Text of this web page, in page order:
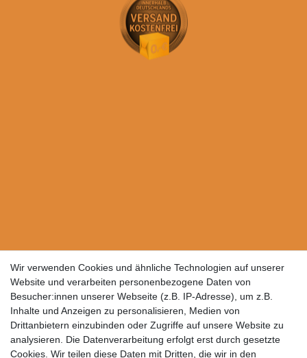
Wir verwenden Cookies und ähnliche Technologien auf unserer
Website und verarbeiten personenbezogene Daten von
Besucher:innen unserer Webseite (z.B. IP-Adresse), um z.B.
Inhalte und Anzeigen zu personalisieren, Medien von
Drittanbietern einzubinden oder Zugriffe auf unsere Website zu
analysieren. Die Datenverarbeitung erfolgt erst durch gesetzte
Cookies. Wir teilen diese Daten mit Dritten, die wir in den